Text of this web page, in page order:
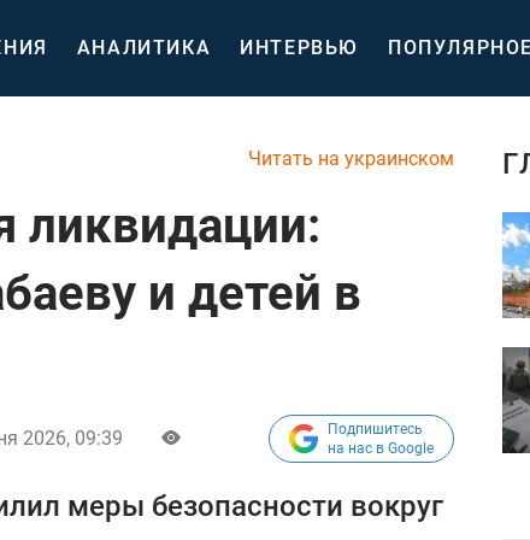
АНАЛИТИКА ИНТЕРВЬЮ ПОПУЛЯРНОЕ
Читать на украинском
ликвидации:
и детей в
2026, 09:39
Подпишитесь
на нас в Google
меры безопасности вокруг